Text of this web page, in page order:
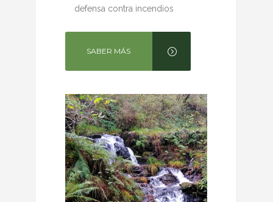
defensa contra incendios
SABER MÁS